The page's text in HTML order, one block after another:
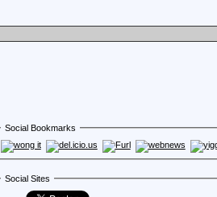
Social Bookmarks
Social Sites